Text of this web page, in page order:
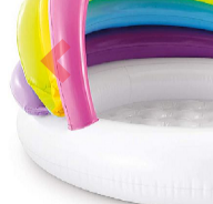
Predchádzajúci